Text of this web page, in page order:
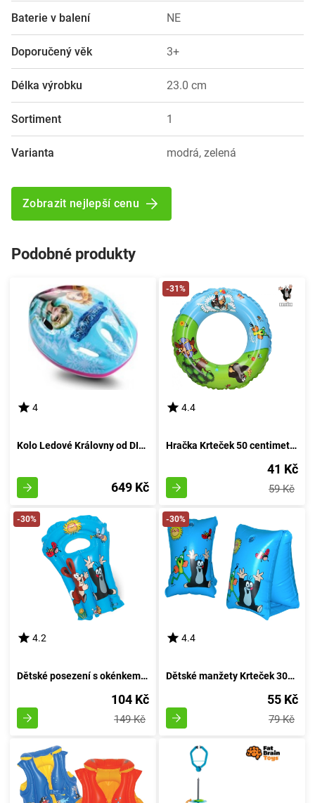
Baterie v balení NE
Doporučený věk 3+
Délka výrobku 23.0 cm
Sortiment 1
Varianta modrá, zelená
Zobrazit nejlepší cenu
Podobné produkty
4
Kolo Ledové Královny od DINO Bikes
649 Kč
-31%
4.4
Hračka Krteček 50 centimetrů
41 Kč
59 Kč
-30%
4.2
Dětské posezení s okénkem - Krtek 52x75cm
104 Kč
149 Kč
-30%
4.4
Dětské manžety Krteček 30x15cm
55 Kč
79 Kč